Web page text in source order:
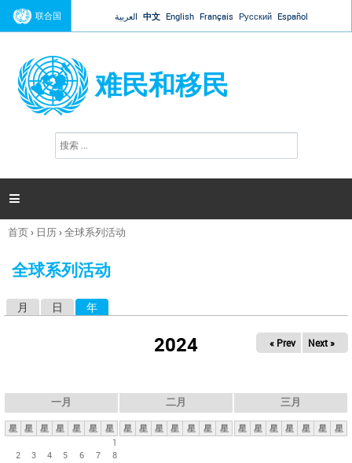
Jump to navigation
联合国 العربية 中文 English Français Русский Español
难民和移民
搜
索

你
这
首页› 日历›全球系列活动
全球系列活动
月 日 年
2024 « Prev Next »
一月
星 星 星 星 星 星
星
1
2
3 4 5 6 7
8
二月
星 星 星 星 星 星 星
三月
星 星 星 星 星 星 星